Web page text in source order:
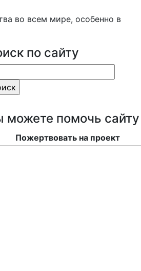
во всем мире, особенно в
по сайту
можете помочь сайту
Пожертвовать на проект